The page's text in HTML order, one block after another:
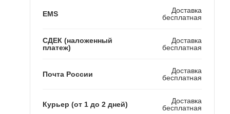
EMS
Доставка
бесплатная
СДЕК (наложенный
платеж)
Доставка
бесплатная
Почта России
Доставка
бесплатная
Курьер (от 1 до 2 дней)
Доставка
бесплатная